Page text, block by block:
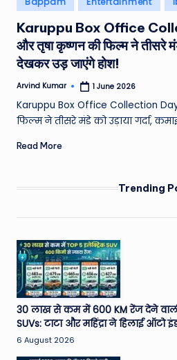
e
a
t
h
er
,
T
c
h
&
M
o
vi
e
N
in
Karuppu Box Office
और तृषा कृष्णन की फिल्म ने तीसरे
देखकर उड़ जाएंगे होश!
Posted
Arvind Kumar 1 June 2026
Karuppu Box Office Collection
फिल्म ने तीसरे मंडे को उड़ाया गर्दा,
Read More
Trending
30 लाख से कम में 600 KM रेंज देने
SUVs: टाटा और महिंद्रा ने हिलाई ऑटो
6 August 2026